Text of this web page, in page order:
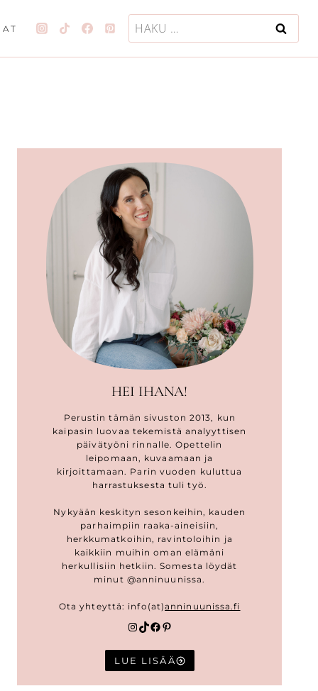
Haku:
HEI IHANA!
Perustin tämän sivuston 2013, kun
kaipasin luovaa tekemistä analyyttisen
päivätyöni rinnalle. Opettelin
leipomaan, kuvaamaan ja
kirjoittamaan. Parin vuoden kuluttua
harrastuksesta tuli työ.
Nykyään keskityn sesonkeihin, kauden
parhaimpiin raaka-aineisiin,
herkkumatkoihin, ravintoloihin ja
kaikkiin muihin oman elämäni
herkullisiin hetkiin. Somesta löydät
minut @anninuunissa.
Ota yhteyttä: info(at)anninuunissa.fi
Instagram
TikTok
Facebook
Pinterest
LUE LISÄÄ